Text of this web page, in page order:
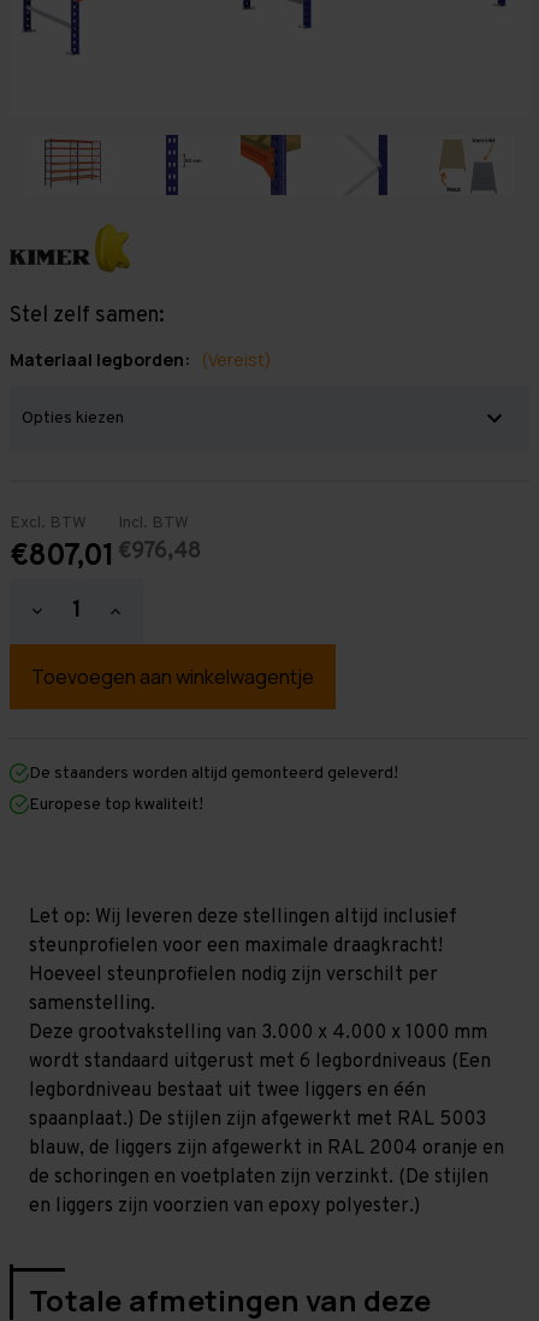
Stel zelf samen:
Materiaal legborden: (Vereist)
Excl. BTW
€807,01
Incl. BTW
€976,48
Hoeveelheid
verlagen
Grootvakstelling
mm
mm
x
1.000
niveaus
(Liggers:
1.850
mm)
Hoeveelheid
verhogen
Grootvakstelling
mm
mm
1.000
niveaus
(Liggers:
1.850
mm)
De staanders worden altijd gemonteerd geleverd!
Europese top kwaliteit!
Let op: Wij leveren deze stellingen altijd inclusief
steunprofielen voor een maximale draagkracht!
Hoeveel steunprofielen nodig zijn verschilt per
samenstelling.
Deze grootvakstelling van 3.000 x 4.000 x 1000 mm
wordt standaard uitgerust met 6 legbordniveaus (Een
legbordniveau bestaat uit twee liggers en één
spaanplaat.) De stijlen zijn afgewerkt met RAL 5003
blauw, de liggers zijn afgewerkt in RAL 2004 oranje en
de schoringen en voetplaten zijn verzinkt. (De stijlen
en liggers zijn voorzien van epoxy polyester.)
Totale afmetingen van deze